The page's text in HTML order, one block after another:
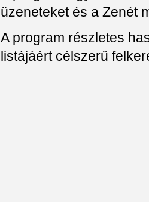
üzeneteket és a Zenét
A program részletes
listájáért célszerű